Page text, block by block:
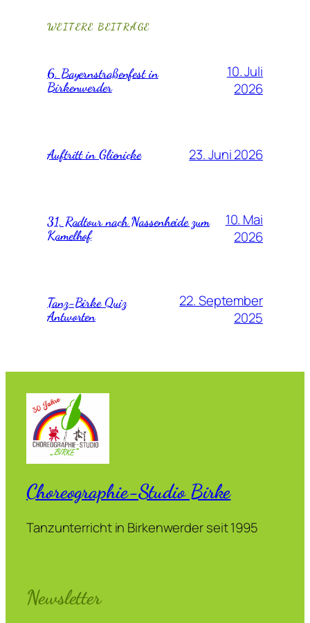
WEITERE BEITRÄGE
6. Bayernstraßenfest in
Birkenwerder
10. Juli
2026
Auftritt in Glienicke 23. Juni 2026
31. Radtour nach Nassenheide zum
Kamelhof
10. Mai
2026
Tanz-Birke Quiz
Antworten
22. September
2025
Choreographie-Studio Birke
Tanzunterricht in Birkenwerder seit 1995
Newsletter